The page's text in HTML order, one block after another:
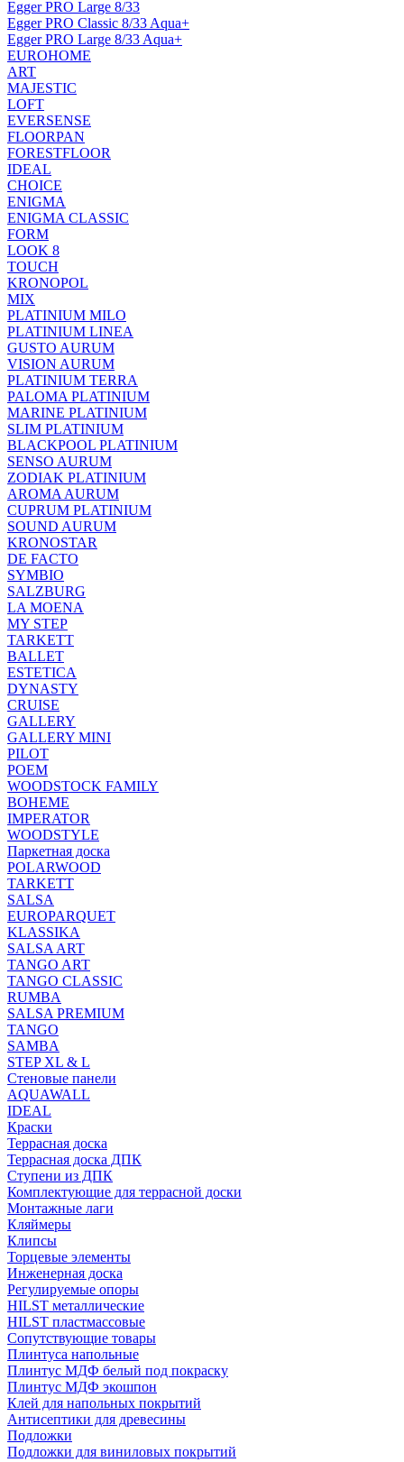
Egger PRO Large 8/33
Egger PRO Classic 8/33 Aqua+
Egger PRO Large 8/33 Aqua+
EUROHOME
ART
MAJESTIC
LOFT
EVERSENSE
FLOORPAN
FORESTFLOOR
IDEAL
CHOICE
ENIGMA
ENIGMA CLASSIC
FORM
LOOK 8
TOUCH
KRONOPOL
MIX
PLATINIUM MILO
PLATINIUM LINEA
GUSTO AURUM
VISION AURUM
PLATINIUM TERRA
PALOMA PLATINIUM
MARINE PLATINIUM
SLIM PLATINIUM
BLACKPOOL PLATINIUM
SENSO AURUM
ZODIAK PLATINIUM
AROMA AURUM
CUPRUM PLATINIUM
SOUND AURUM
KRONOSTAR
DE FACTO
SYMBIO
SALZBURG
LA MOENA
MY STEP
TARKETT
BALLET
ESTETICA
DYNASTY
CRUISE
GALLERY
GALLERY MINI
PILOT
POEM
WOODSTOCK FAMILY
BOHEME
IMPERATOR
WOODSTYLE
Паркетная доска
POLARWOOD
TARKETT
SALSA
EUROPARQUET
KLASSIKA
SALSA ART
TANGO ART
TANGO CLASSIC
RUMBA
SALSA PREMIUM
TANGO
SAMBA
STEP XL & L
Стеновые панели
AQUAWALL
IDEAL
Краски
Террасная доска
Террасная доска ДПК
Ступени из ДПК
Комплектующие для террасной доски
Монтажные лаги
Кляймеры
Клипсы
Торцевые элементы
Инженерная доска
Регулируемые опоры
HILST металлические
HILST пластмассовые
Сопутствующие товары
Плинтуса напольные
Плинтус МДФ белый под покраску
Плинтус МДФ экошпон
Клей для напольных покрытий
Антисептики для древесины
Подложки
Подложки для виниловых покрытий